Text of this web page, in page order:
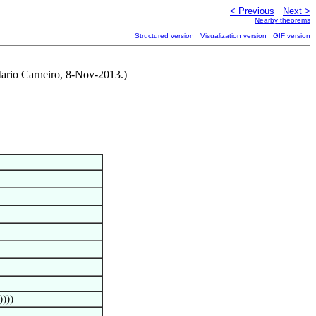
< Previous Next >
Nearby theorems
Structured version Visualization version GIF version
Carneiro, 8-Nov-2013.)